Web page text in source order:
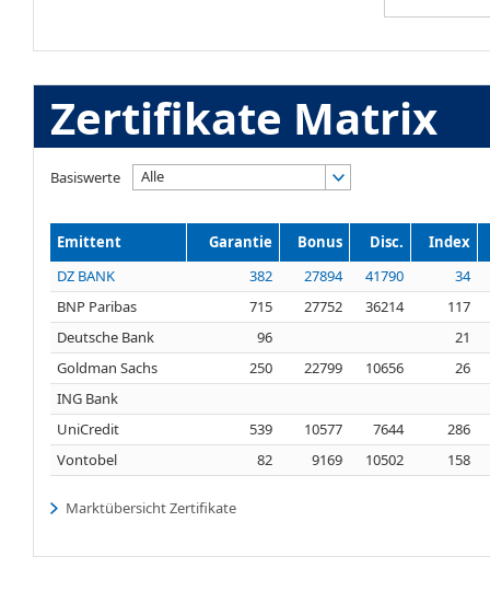
Zertifikate Matrix
Basiswerte Alle
Emittent Garantie Bonus Disc.
Index
DZ BANK
382 27894 41790
34
BNP Paribas
715 27752 36214
117
Deutsche Bank
96
21
Goldman Sachs
250 22799 10656
26
ING Bank
UniCredit
539 10577 7644
286
Vontobel
82 9169 10502 158
Marktübersicht Zertifikate